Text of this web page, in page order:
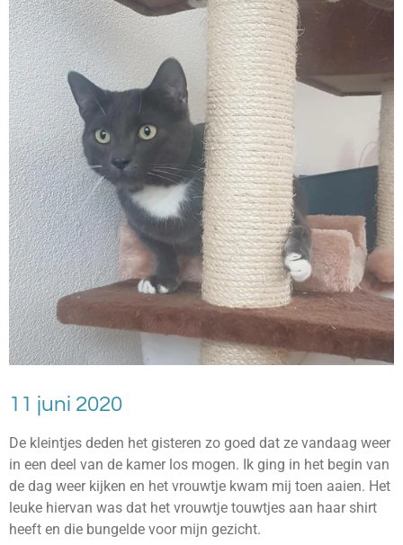
11 juni 2020
De kleintjes deden het gisteren zo goed dat ze vandaag weer
in een deel van de kamer los mogen. Ik ging in het begin van
de dag weer kijken en het vrouwtje kwam mij toen aaien. Het
leuke hiervan was dat het vrouwtje touwtjes aan haar shirt
heeft en die bungelde voor mijn gezicht.